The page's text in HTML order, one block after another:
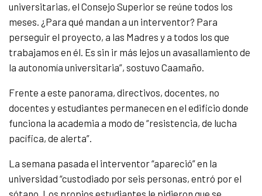
universitarias, el Consejo Superior se reúne todos los
meses. ¿Para qué mandan a un interventor? Para
perseguir el proyecto, a las Madres y a todos los que
trabajamos en él. Es sin ir más lejos un avasallamiento de
la autonomía universitaria”, sostuvo Caamaño.
Frente a este panorama, directivos, docentes, no
docentes y estudiantes permanecen en el edificio donde
funciona la academia a modo de “resistencia, de lucha
pacífica, de alerta”.
La semana pasada el interventor “apareció” en la
universidad “custodiado por seis personas, entró por el